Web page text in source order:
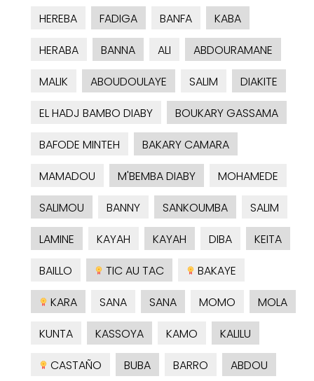
HEREBA
FADIGA BANFA
KABA
HERABA
BANNA ALI
ABDOURAMANE
MALIK
ABOUDOULAYE SALIM
DIAKITE
EL HADJ BAMBO DIABY
BOUKARY GASSAMA
BAFODE MINTEH
BAKARY CAMARA
MAMADOU
M'BEMBA DIABY
MOHAMEDE
SALIMOU
BANNY SANKOUMBA
SALIM
LAMINE
KAYAH KAYAH DIBA
KEITA
BAILLO
TIC AU TAC
BAKAYE
KARA
SANA SANA MOMO
MOLA
KUNTA
KASSOYA KAMO
KALILU
CASTAÑO
BUBA BARRO
ABDOU